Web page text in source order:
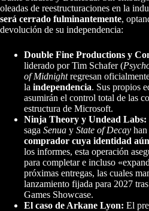
oleadas de reestructuraciones en la
será cerrado fulminantemente,
devolución de su independencia:
Double Fine Productions y
liderado por Tim Schafer (
of Midnightregresan
la independencia. Sus propios
asumirán el control total de las
estructura de Microsoft.
Ninja Theory y Undead Labs:
saga Senua y State of Decay
comprador cuya identidad
los informes, esta operación
para completar e incluso
próximas entregas, las cuales
lanzamiento fijada para 2027
Games Showcase.
El caso de Arkane Lyon: El